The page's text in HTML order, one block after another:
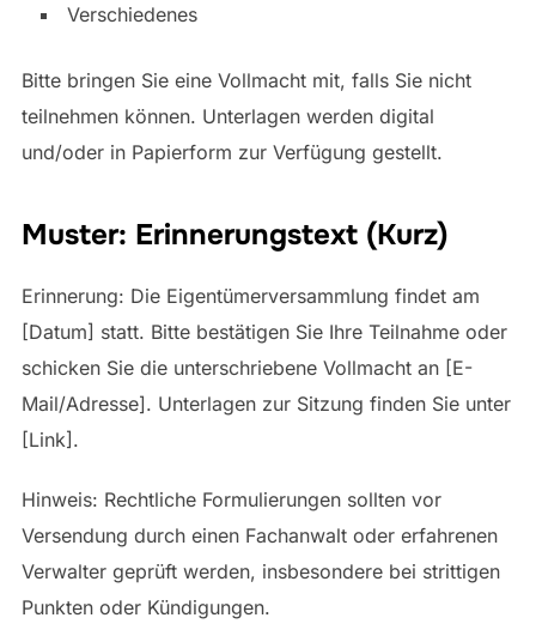
Verschiedenes
Bitte bringen Sie eine Vollmacht mit, falls Sie nicht
teilnehmen können. Unterlagen werden digital
und/oder in Papierform zur Verfügung gestellt.
Muster: Erinnerungstext (Kurz)
Erinnerung: Die Eigentümerversammlung findet am
[Datum] statt. Bitte bestätigen Sie Ihre Teilnahme oder
schicken Sie die unterschriebene Vollmacht an [E-
Mail/Adresse]. Unterlagen zur Sitzung finden Sie unter
[Link].
Hinweis: Rechtliche Formulierungen sollten vor
Versendung durch einen Fachanwalt oder erfahrenen
Verwalter geprüft werden, insbesondere bei strittigen
Punkten oder Kündigungen.